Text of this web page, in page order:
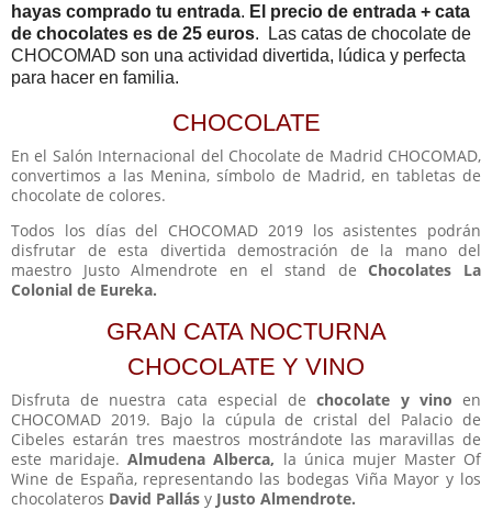
hayas comprado tu entrada. El precio de entrada + cata
de chocolates es de 25 euros. Las catas de chocolate de
CHOCOMAD son una actividad divertida, lúdica y perfecta
para hacer en familia.
CHOCOLATE
En el Salón Internacional del Chocolate de Madrid CHOCOMAD,
convertimos a las Menina, símbolo de Madrid, en tabletas de
chocolate de colores.
Todos los días del CHOCOMAD 2019 los asistentes podrán
disfrutar de esta divertida demostración de la mano del
maestro Justo Almendrote en el stand deChocolates La
Colonial de Eureka.
GRAN CATA NOCTURNA
CHOCOLATE Y VINO
Disfruta de nuestra cata especial dechocolate y vino en
CHOCOMAD 2019. Bajo la cúpula de cristal del Palacio de
Cibeles estarán tres maestros mostrándote las maravillas de
este maridaje.Almudena Alberca, la única mujer Master Of
Wine de España, representando las bodegas Viña Mayor y los
chocolateros David Pallás y Justo Almendrote.